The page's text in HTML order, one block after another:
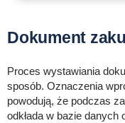
Dokument
Proces wystawiania
sposób. Oznaczenia
powodują, że podczas
odkłada w bazie